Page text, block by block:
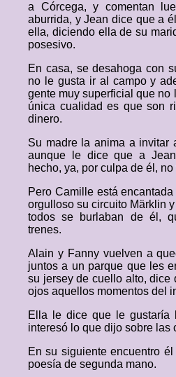
a Córcega, y comentan
aburrida, y Jean dice que a
ella, diciendo ella de su
posesivo.
En casa, se desahoga con
no le gusta ir al campo y
gente muy superficial que no
única cualidad es que son
dinero.
Su madre la anima a invitar
aunque le dice que a
hecho, ya, por culpa de él,
Pero Camille está
orgulloso su circuito Märklin
todos se burlaban de él,
trenes.
Alain y Fanny vuelven a
juntos a un parque que les
su jersey de cuello alto, dice
ojos aquellos momentos del
Ella le dice que le
interesó lo que dijo sobre las
En su siguiente encuentro
poesía de segunda mano.